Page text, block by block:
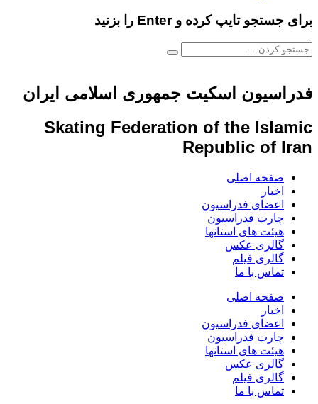
برای جستجو تایپ کرده و Enter را بزنید
فدراسیون اسکیت جمهوری اسلامی ایران
Skating Federation of the Islamic
Republic of Iran
صفحه اصلی
اخبار
اعضای فدراسیون
چارت فدراسیون
هیئت های استانها
گالری عکس
گالری فیلم
تماس با ما
صفحه اصلی
اخبار
اعضای فدراسیون
چارت فدراسیون
هیئت های استانها
گالری عکس
گالری فیلم
تماس با ما